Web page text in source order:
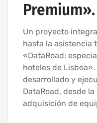
Premium».
Un proyecto
hasta la asistencia
«DataRoad:
hoteles de
desarrollado y
DataRoad, desde
adquisición de